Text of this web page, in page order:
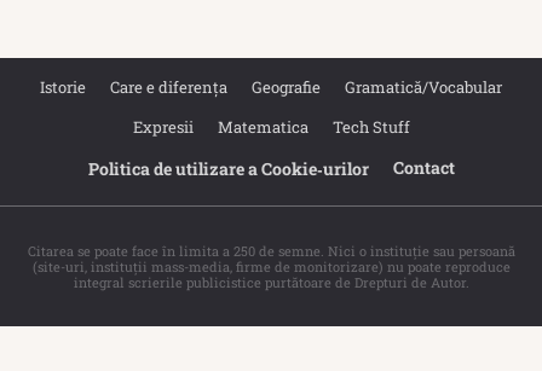
Istorie Care e diferența Geografie
Gramatică/Vocabular
Expresii
Matematica Tech Stuff
Politica de utilizare a Cookie‐urilor Contact
Citarea se poate face în limita a 250 de semne. Nici o instituţie sau persoană
(site-uri, instituţii mass-media, firme de monitorizare) nu poate reproduce
integral scrierile publicistice purtătoare de Drepturi de Autor.